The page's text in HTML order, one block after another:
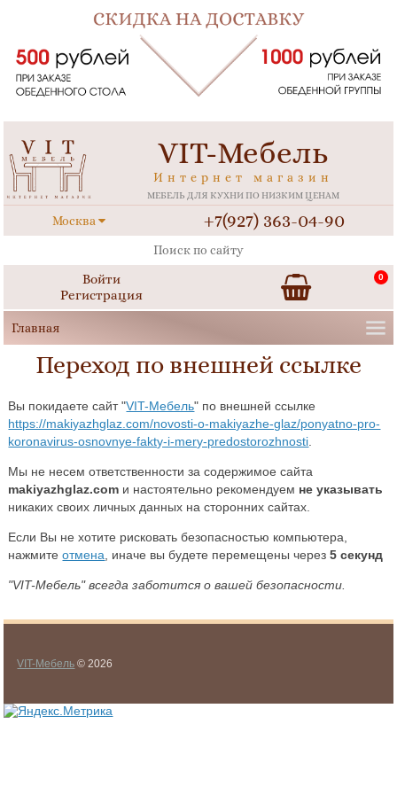
VIT-Мебель
Интернет магазин
МЕБЕЛЬ ДЛЯ КУХНИ ПО НИЗКИМ ЦЕНАМ
Москва +7(927) 363-04-90
Войти
Регистрация
0
Переход по внешней ссылке
Вы покидаете сайт "VIT-Мебель" по внешней ссылке
https://makiyazhglaz.com/novosti-o-makiyazhe-glaz/ponyatno-pro-
koronavirus-osnovnye-fakty-i-mery-predostorozhnosti
Мы не несем ответственности за содержимое сайта
makiyazhglaz.com и настоятельно рекомендуем не указывать
никаких своих личных данных на сторонних сайтах.
Если Вы не хотите рисковать безопасностью компьютера,
нажмитеотмена , иначе вы будете перемещены через5 секунд
"VIT-Мебель" всегда заботится о вашей безопасности.
VIT-Мебель © 2026